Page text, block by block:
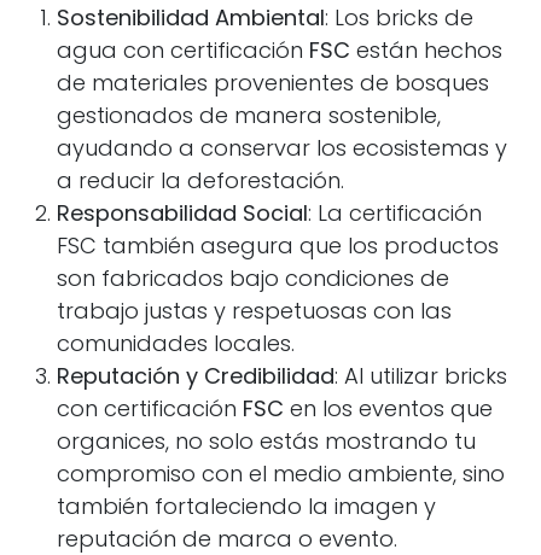
Sostenibilidad Ambiental: Los bricks de
agua con certificación FSC están hechos
de materiales provenientes de bosques
gestionados de manera sostenible,
ayudando a conservar los ecosistemas y
a reducir la deforestación.
Responsabilidad Social: La certificación
FSC también asegura que los productos
son fabricados bajo condiciones de
trabajo justas y respetuosas con las
comunidades locales.
Reputación y Credibilidad: Al utilizar bricks
con certificación FSC en los eventos que
organices, no solo estás mostrando tu
compromiso con el medio ambiente, sino
también fortaleciendo la imagen y
reputación de marca o evento.